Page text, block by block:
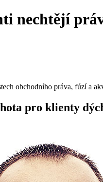
nechtějí
obchodního práva, fúzí a
pro klienty